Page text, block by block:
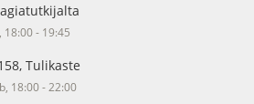
18:00 - 19:45
Tulikaste
18:00 - 22:00